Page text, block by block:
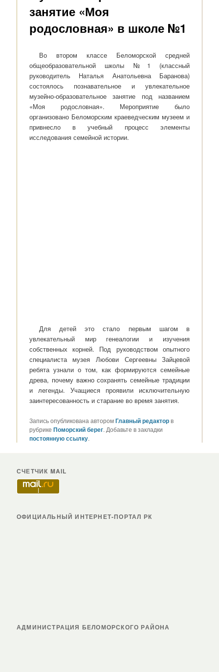
занятие «Моя
родословная» в школе №1
Во втором классе Беломорской средней
общеобразовательной школы №1 (классный
руководитель Наталья Анатольевна Баранова)
состоялось познавательное и увлекательное
музейно-образовательное занятие под названием
«Моя родословная». Мероприятие было
организовано Беломорским краеведческим музеем и
привнесло в учебный процесс элементы
исследования семейной истории.
Для детей это стало первым шагом в
увлекательный мир генеалогии и изучения
собственных корней. Под руководством опытного
специалиста музея Любови Сергеевны Зайцевой
ребята узнали о том, как формируются семейные
древа, почему важно сохранять семейные традиции
и легенды. Учащиеся проявили исключительную
заинтересованность и старание во время занятия.
Запись опубликована авторомГлавный редакторв
рубрике Поморский берег. Добавьте в закладки
постоянную ссылку.
СЧЕТЧИК MAIL
ОФИЦИАЛЬНЫЙ ИНТЕРНЕТ-ПОРТАЛ РК
АДМИНИСТРАЦИЯ БЕЛОМОРСКОГО РАЙОНА